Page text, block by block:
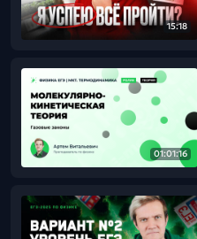
15:18
01:01:16